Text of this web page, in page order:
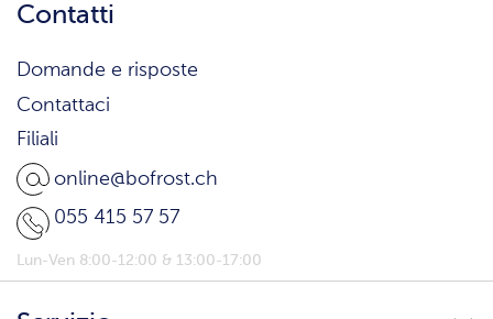
Contatti
Domande e risposte
Contattaci
Filiali
online@bofrost.ch
055 415 57 57
Lun-Ven 8:00-12:00 & 13:00-17:00